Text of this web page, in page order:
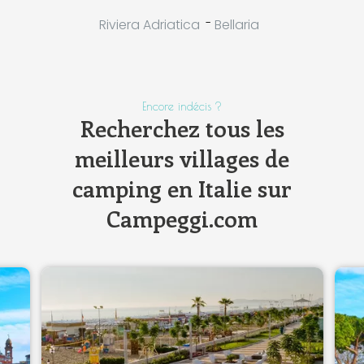
Riviera Adriatica - Bellaria
Encore indécis ?
Recherchez tous les
meilleurs villages de
camping en Italie sur
Campeggi.com